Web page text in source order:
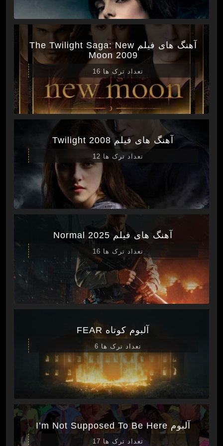
آهنگ های فیلم The Twilight Saga: New
Moon 2009
تعداد ترک ها 16
آهنگ های فیلم Twilight 2008
تعداد ترک ها 12
آهنگ های فیلم Normal 2025
تعداد ترک ها 16
آلبوم کوتاه FEAR
تعداد ترک ها 6
آلبوم I’m Not Supposed To Be Here
تعداد ترک ها 17